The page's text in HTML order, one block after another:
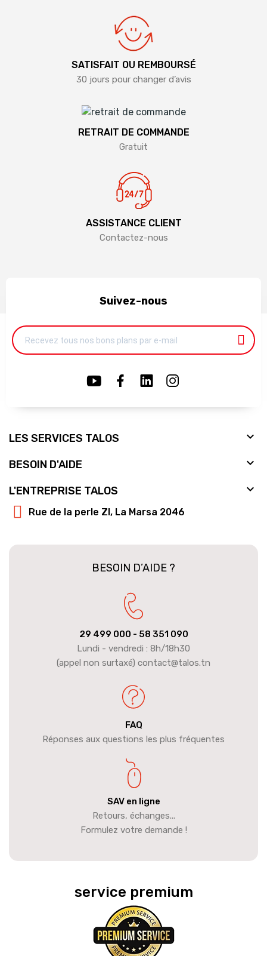
SATISFAIT OU REMBOURSÉ
30 jours pour changer d’avis
RETRAIT DE COMMANDE
Gratuit
ASSISTANCE CLIENT
Contactez-nous
Suivez-nous
LES SERVICES TALOS 
BESOIN D'AIDE 
L'ENTREPRISE TALOS 
Rue de la perle ZI, La Marsa 2046
BESOIN D’AIDE ?
29 499 000 - 58 351 090
Lundi - vendredi : 8h/18h30
(appel non surtaxé) contact@talos.tn
FAQ
Réponses aux questions les plus fréquentes
SAV en ligne
Retours, échanges...
Formulez votre demande !
service premium